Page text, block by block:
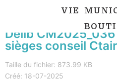
VIE
Délib
sièges conseil
Taille du fichier: 873.99 KB
Créé: 18-07-2025